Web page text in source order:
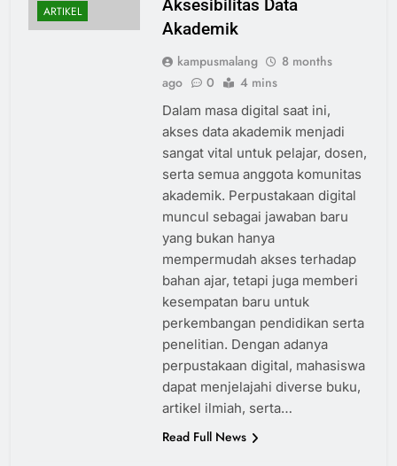
ARTIKEL
Aksesibilitas Data
Akademik
kampusmalang
8 months
ago
0 4 mins
Dalam masa digital saat ini,
akses data akademik menjadi
sangat vital untuk pelajar, dosen,
serta semua anggota komunitas
akademik. Perpustakaan digital
muncul sebagai jawaban baru
yang bukan hanya
mempermudah akses terhadap
bahan ajar, tetapi juga memberi
kesempatan baru untuk
perkembangan pendidikan serta
penelitian. Dengan adanya
perpustakaan digital, mahasiswa
dapat menjelajahi diverse buku,
artikel ilmiah, serta…
Read Full News